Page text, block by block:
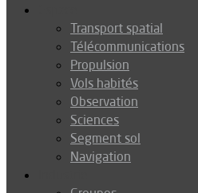
Transport spatial
Télécommunications
Propulsion
Vols habités
Observation
Sciences
Segment sol
Navigation